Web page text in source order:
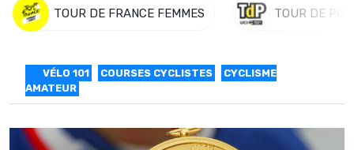
TOUR DE FRANCE FEMMES TOUR DE
VÉLO 101 COURSES CYCLISTES
CYCLISME
AMATEUR